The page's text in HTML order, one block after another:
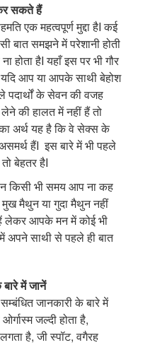
सकते हैं
एक महत्वपूर्ण मुद्दा हैI कई
बात समझने में परेशानी होती
होता हैIयहाँ इस पर भी गौर
आप या आपके साथी बेहोश
पदार्थों के सेवन की वजह
की हालत में नहीं हैं तो
अर्थ यह है कि वे सेक्स के
हैंI इस बारे में भी पहले
बेहतर हैI
किसी भी समय आप ना कह
मैथुन या गुदा मैथुन नहीं
लेकर आपके मन में कोई भी
अपने साथी से पहले ही बात
में जानें
जानकारी के बारे में
जल्दी होता है,
है, जी स्पॉट, वगैरह